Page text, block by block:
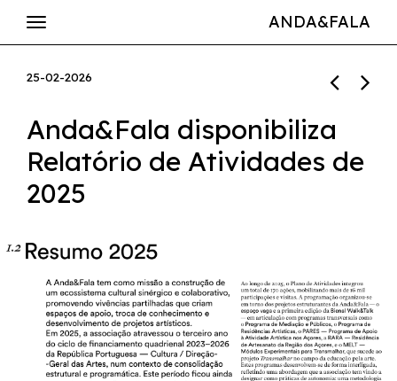
ANDA&FALA
25-02-2026
Anda&Fala disponibiliza
Relatório de Atividades de
2025